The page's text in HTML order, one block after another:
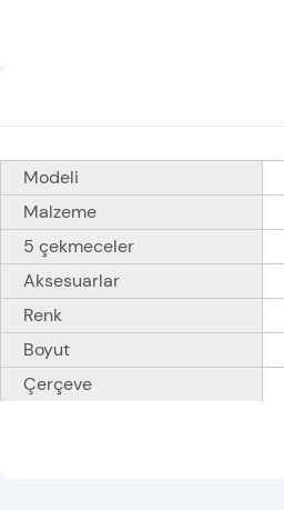
Modeli
Malzeme
5 çekmeceler
Aksesuarlar
Renk
Boyut
Çerçeve